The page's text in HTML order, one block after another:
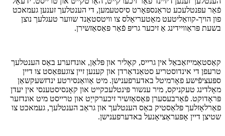
פֿאַר עפנטלעכע טראַנספּאָרט סיסטעמען, די הענטלעך זענען געמאכט
פון הויך-קוואַליטעט מאַטעריאַלס צו וויטסטאַנד שווער טעגלעך נוצן
בשעת פּראַוויידינג אַ זיכער גריפּ פֿאַר פּאַסאַזשירן.
קאַסטאַמייזאַבאַל אין גרייס, קאָליר און פּלאַן, אונדזערע באַס הענטלעך
טרעפן די אינדוסטריע סטאַנדאַרדן און קענען זיין צוגעפּאַסט צו דיין
ספּעציפֿישע פאָרמיטל באדערפענישן. מיט אַוואַנסירטע ינדזשעקשאַן
מאָלדינג טעקניקס, מיר ענשור פּינטלעכקייט און קאָנסיסטענסי אין יעדן
פּראָדוקט. פֿאַרבעסערן פּאַסאַזשיר זיכערקייַט און טרייסט מיט אונדזער
פאַרלאָזלעך פּלאַסטיק באַס הענטלעך און גראַב הענטלעך, געמאכט צו
שטיצן דיין אָפּעראַציאָנעל באדערפענישן.